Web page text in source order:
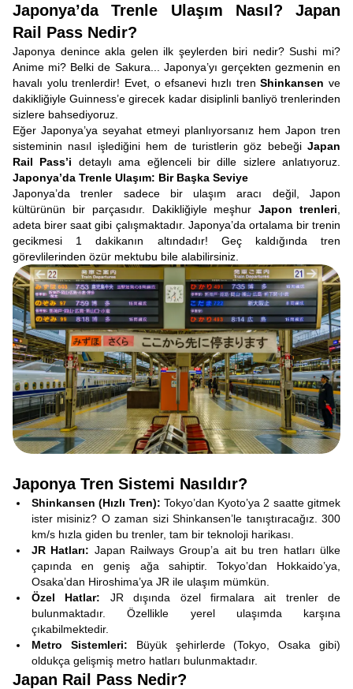
Japonya’da Trenle Ulaşım Nasıl? Japan
Rail Pass Nedir?
Japonya denince akla gelen ilk şeylerden biri nedir? Sushi mi?
Anime mi? Belki de Sakura... Japonya’yı gerçekten gezmenin en
havalı yolu trenlerdir! Evet, o efsanevi hızlı trenShinkansen ve
dakikliğiyle Guinness’e girecek kadar disiplinli banliyö trenlerinden
sizlere bahsediyoruz.
Eğer Japonya’ya seyahat etmeyi planlıyorsanız hem Japon tren
sisteminin nasıl işlediğini hem de turistlerin göz bebeği Japan
Rail Pass’i detaylı ama eğlenceli bir dille sizlere anlatıyoruz.
Japonya’da Trenle Ulaşım: Bir Başka Seviye
Japonya’da trenler sadece bir ulaşım aracı değil, Japon
kültürünün bir parçasıdır. Dakikliğiyle meşhurJapon trenleri
adeta birer saat gibi çalışmaktadır. Japonya’da ortalama bir trenin
gecikmesi 1 dakikanın altındadır! Geç kaldığında tren
görevlilerinden özür mektubu bile alabilirsiniz.
Japonya Tren Sistemi Nasıldır?
Shinkansen (Hızlı Tren): Tokyo’dan Kyoto’ya 2 saatte gitmek
ister misiniz? O zaman sizi Shinkansen’le tanıştıracağız. 300
km/s hızla giden bu trenler, tam bir teknoloji harikası.
JR Hatları: Japan Railways Group’a ait bu tren hatları ülke
çapında en geniş ağa sahiptir. Tokyo’dan Hokkaido’ya,
Osaka’dan Hiroshima’ya JR ile ulaşım mümkün.
Özel Hatlar: JR dışında özel firmalara ait trenler de
bulunmaktadır. Özellikle yerel ulaşımda karşına
çıkabilmektedir.
Metro Sistemleri: Büyük şehirlerde (Tokyo, Osaka gibi)
oldukça gelişmiş metro hatları bulunmaktadır.
Japan Rail Pass Nedir?